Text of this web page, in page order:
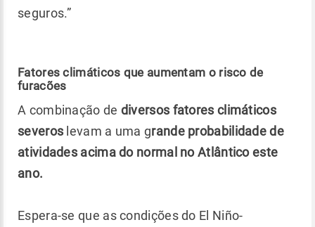
seguros.”
Fatores climáticos que aumentam o risco de
furacões
A combinação de diversos fatores climáticos
severos levam a uma grande probabilidade de
atividades acima do normal no Atlântico este
ano.
Espera-se que ascondições do El Niño-